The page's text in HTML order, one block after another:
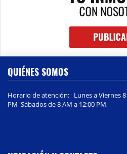
QUIÉNES SOMOS
Horario de atención: Lunes a Viernes 8
PM Sábados de 8 AM a 12:00 PM,